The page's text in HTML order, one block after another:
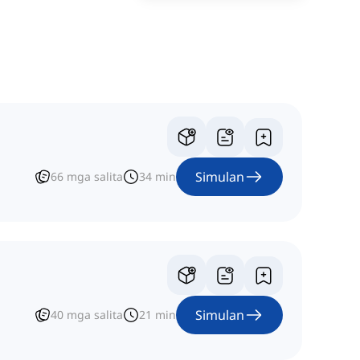
66 mga salita 34 min Simulan
40 mga salita 21 min Simulan